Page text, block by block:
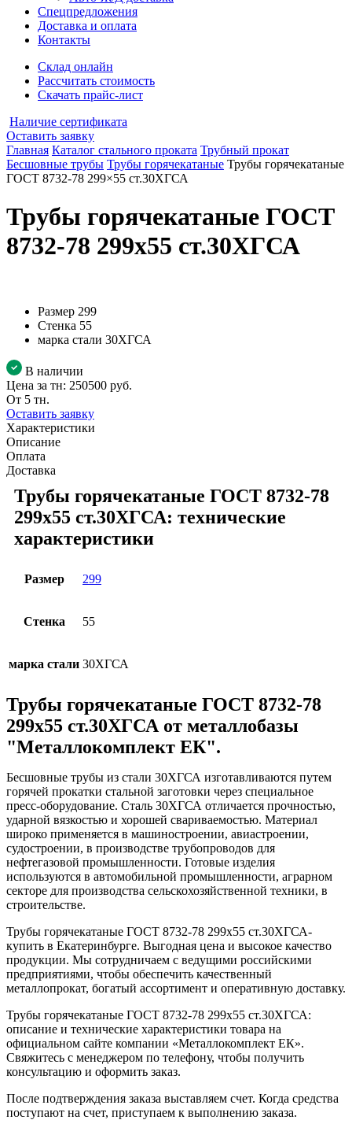
Спецпредложения
Доставка и оплата
Контакты
Склад онлайн
Рассчитать стоимость
Скачать прайс-лист
Наличие сертификата
Оставить заявку
Главная Каталог стального проката Трубный прокат
Бесшовные трубы Трубы горячекатаные Трубы горячекатаные
ГОСТ 8732-78 299×55 ст.30ХГСА
Трубы горячекатаные ГОСТ
8732-78 299x55 ст.30ХГСА
Размер 299
Стенка 55
марка стали 30ХГСА
В наличии
Цена за тн: 250500 руб.
От 5 тн.
Оставить заявку
Характеристики
Описание
Оплата
Доставка
Трубы горячекатаные ГОСТ 8732-78
299x55 ст.30ХГСА: технические
характеристики
Размер 299
Стенка 55
марка стали 30ХГСА
Трубы горячекатаные ГОСТ 8732-78
299x55 ст.30ХГСА от металлобазы
"Металлокомплект ЕК".
Бесшовные трубы из стали 30ХГСА изготавливаются путем
горячей прокатки стальной заготовки через специальное
пресс-оборудование. Сталь 30ХГСА отличается прочностью,
ударной вязкостью и хорошей свариваемостью. Материал
широко применяется в машиностроении, авиастроении,
судостроении, в производстве трубопроводов для
нефтегазовой промышленности. Готовые изделия
используются в автомобильной промышленности, аграрном
секторе для производства сельскохозяйственной техники, в
строительстве.
Трубы горячекатаные ГОСТ 8732-78 299x55 ст.30ХГСА-
купить в Екатеринбурге. Выгодная цена и высокое качество
продукции. Мы сотрудничаем с ведущими российскими
предприятиями, чтобы обеспечить качественный
металлопрокат, богатый ассортимент и оперативную доставку.
Трубы горячекатаные ГОСТ 8732-78 299x55 ст.30ХГСА:
описание и технические характеристики товара на
официальном сайте компании «Металлокомплект ЕК».
Свяжитесь с менеджером по телефону, чтобы получить
консультацию и оформить заказ.
После подтверждения заказа выставляем счет. Когда средства
поступают на счет, приступаем к выполнению заказа.